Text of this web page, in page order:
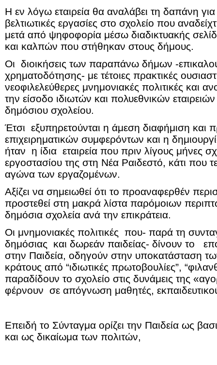
Η εν λόγω εταιρεία θα αναλάβει τη δαπάνη για
βελτιωτικές εργασίες στο σχολείο που
μετά από ψηφοφορία μέσω διαδικτυακής
και καλπών που στήθηκαν στους δήμους.
Οι διοικήσεις των παραπάνω δήμων -
χρηματοδότησης- με τέτοιες πρακτικές
νεοφιλελεύθερες μνημονιακές πολιτικές και
την είσοδο ιδιωτών και πολυεθνικών
δημόσιου σχολείου.
Έτσι εξυπηρετούνται η άμεση διαφήμιση και
επιχειρηματικών συμφερόντων και η
ήταν η ίδια εταιρεία που πριν λίγους μήνες
εργοστασίου της στη Νέα Ραιδεστό, κάτι που
αγώνα των εργαζομένων.
Αξίζει να σημειωθεί ότι το προαναφερθέν
προστεθεί στη μακρά λίστα παρόμοιων
δημόσια σχολεία ανά την επικράτεια.
Οι μνημονιακές πολιτικές που- παρά τη
δημόσιας και δωρεάν παιδείας- δίνουν το
στην Παιδεία, οδηγούν στην υποκατάσταση
κράτους από “ιδιωτικές πρωτοβουλίες”,
παραδίδουν το σχολείο στις δυνάμεις της
φέρνουν σε απόγνωση μαθητές,
Επειδή το Σύνταγμα ορίζει την Παιδεία ως
και ως δικαίωμα των πολιτών,